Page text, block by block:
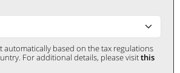
automatically based on the tax regulations
For additional details, please visitthis